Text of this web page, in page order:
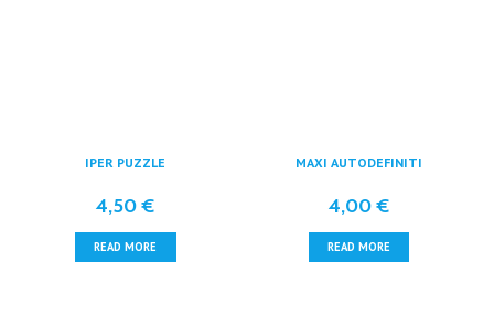
IPER PUZZLE
4,50€
READ MORE
MAXI AUTODEFINITI
4,00€
READ MORE